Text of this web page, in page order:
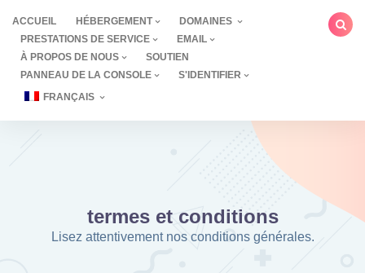
au
contenu
ACCUEIL HÉBERGEMENT
DOMAINES
PRESTATIONS DE SERVICE
EMAIL
À PROPOS DE NOUS
SOUTIEN
PANNEAU DE LA CONSOLE
S'IDENTIFIER
FRANÇAIS
termes et conditions
Lisez attentivement nos conditions générales.